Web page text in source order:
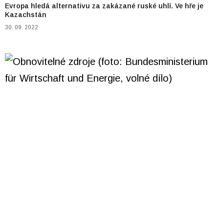
Evropa hledá alternativu za zakázané ruské uhlí. Ve hře je
Kazachstán
30. 09. 2022